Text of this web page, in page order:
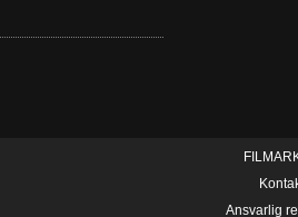
Ansvarlig